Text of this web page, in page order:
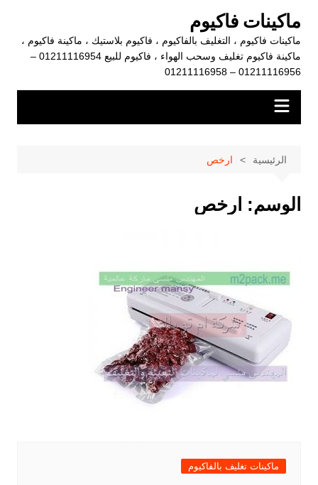
المحتوى
ماكينات فاكيوم
ماكينات فاكيوم ، التغليف بالفاكيوم ، فاكيوم بلاستيك ، ماكينة فاكيوم ،
ماكينة فاكيوم تغليف وسحب الهواء ، فاكيوم للبيع 01211116954 –
01211116956 – 01211116958
الرئيسية ارخص
الوسم: ارخص
ماكينات تغليف بالفاكيوم